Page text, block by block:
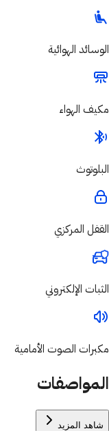
الوسائد الهوائية
مكيف الهواء
البلوتوث
القفل المركزي
الثبات الإلكتروني
مكبرات الصوت الأمامية
المواصفات
شاهد المزيد